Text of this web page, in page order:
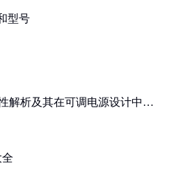
型号
解析及其在可调电源设计中的